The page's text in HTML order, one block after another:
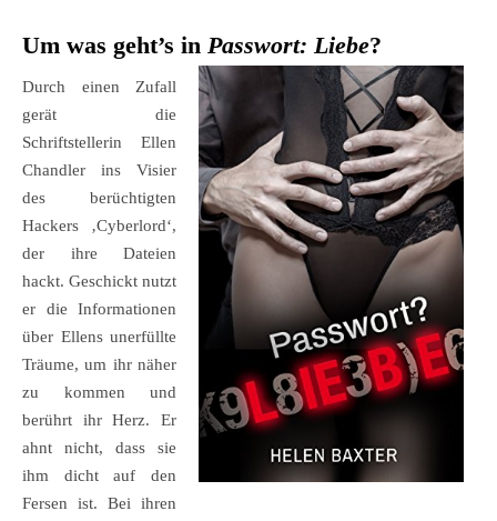
Um was geht’s in Passwort: Liebe?
Durch einen Zufall
gerät die
Schriftstellerin Ellen
Chandler ins Visier
des berüchtigten
Hackers ‚Cyberlord‘,
der ihre Dateien
hackt. Geschickt nutzt
er die Informationen
über Ellens unerfüllte
Träume, um ihr näher
zu kommen und
berührt ihr Herz. Er
ahnt nicht, dass sie
ihm dicht auf den
Fersen ist. Bei ihren